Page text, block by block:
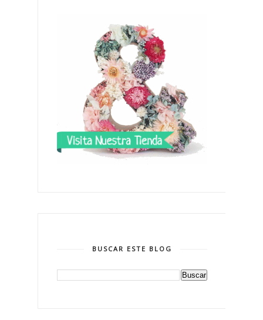
BUSCAR ESTE BLOG